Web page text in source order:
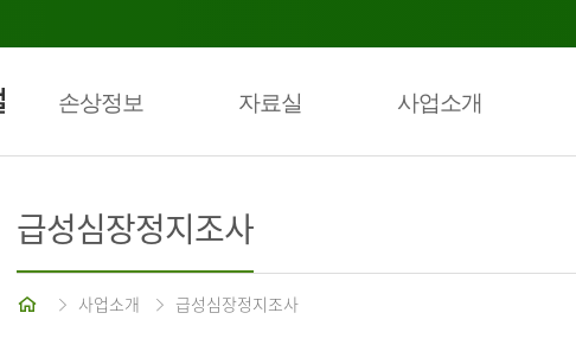
손상정보 자료실 사업소개
급성심장정지조사
홈 사업소개 급성심장정지조사